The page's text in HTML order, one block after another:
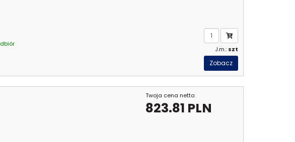
J.m.: szt
Zobacz
Twoja cena netto:
823.81 PLN